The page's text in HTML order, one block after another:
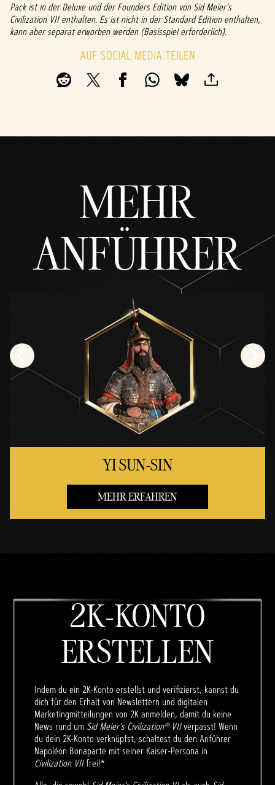
Pack ist in der Deluxe und der Founders Edition von Sid Meier's
Civilization VII enthalten. Es ist nicht in der Standard Edition enthalten,
kann aber separat erworben werden (Basisspiel erforderlich).
AUF SOCIAL MEDIA TEILEN
MEHR
ANFÜHRER
YI SUN-SIN
MEHR ERFAHREN
2K-KONTO
ERSTELLEN
Indem du ein 2K-Konto erstellst und verifizierst, kannst du
dich für den Erhalt von Newslettern und digitalen
Marketingmitteilungen von 2K anmelden, damit du keine
News rund um Sid Meier's Civilization® VIIverpasst! Wenn
du dein 2K-Konto verknüpfst, schaltest du den Anführer
Napoléon Bonaparte mit seiner Kaiser-Persona in
Civilization VIIfrei!*